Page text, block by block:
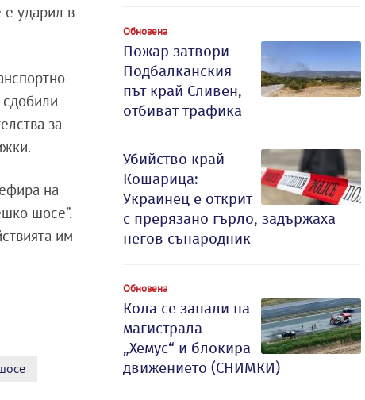
е ударил в
за
на
шосе”.
им
Обновена
Пожар затвори
Подбалканския
път край Сливен,
отбиват трафика
Убийство край
Кошарица:
Украинец е открит
с прерязано гърло, задържаха
негов сънародник
Обновена
Кола се запали на
магистрала
„Хемус“ и блокира
движението (СНИМКИ)